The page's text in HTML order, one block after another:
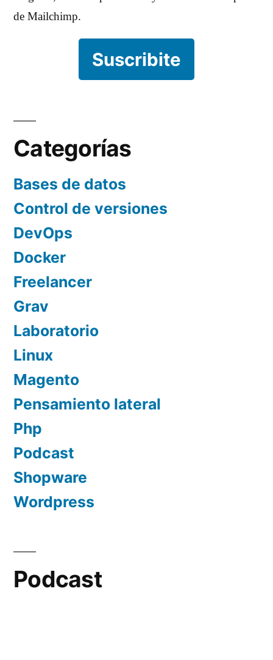
de Mailchimp.
Suscribite
Categorías
Bases de datos
Control de versiones
DevOps
Docker
Freelancer
Grav
Laboratorio
Linux
Magento
Pensamiento lateral
Php
Podcast
Shopware
Wordpress
Podcast